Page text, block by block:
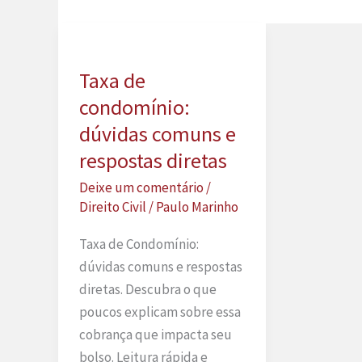
Taxa de
condomínio:
dúvidas comuns e
respostas diretas
Deixe um comentário /
Direito Civil /Paulo Marinho
Taxa de Condomínio:
dúvidas comuns e respostas
diretas. Descubra o que
poucos explicam sobre essa
cobrança que impacta seu
bolso. Leitura rápida e